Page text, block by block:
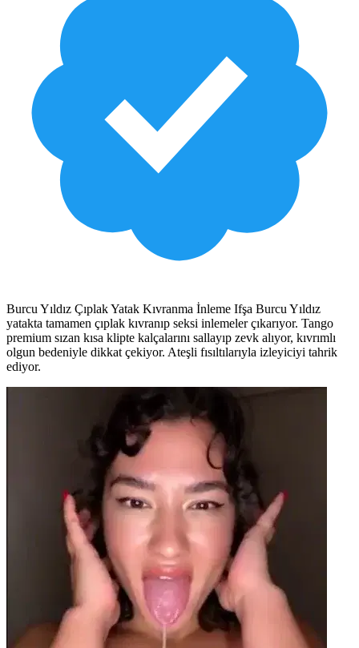
Burcu Yıldız Çıplak Yatak Kıvranma İnleme Ifşa Burcu Yıldız
yatakta tamamen çıplak kıvranıp seksi inlemeler çıkarıyor. Tango
premium sızan kısa klipte kalçalarını sallayıp zevk alıyor, kıvrımlı
olgun bedeniyle dikkat çekiyor. Ateşli fısıltılarıyla izleyiciyi tahrik
ediyor.